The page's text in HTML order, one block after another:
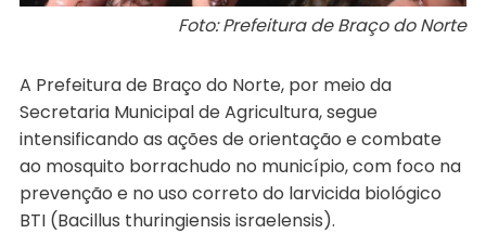
Foto: Prefeitura de Braço do Norte
A Prefeitura de Braço do Norte, por meio da
Secretaria Municipal de Agricultura, segue
intensificando as ações de orientação e combate
ao mosquito borrachudo no município, com foco na
prevenção e no uso correto do larvicida biológico
BTI (Bacillus thuringiensis israelensis).